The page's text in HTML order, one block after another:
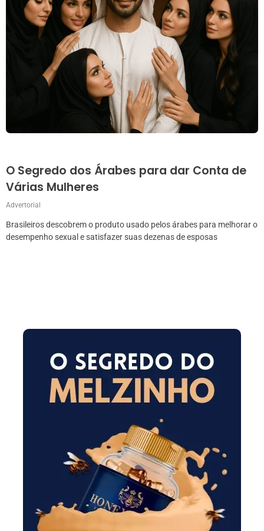
O Segredo dos Árabes para dar Conta de
Várias Mulheres
Advertorial
Brasileiros descobrem o produto usado pelos árabes para melhorar o
desempenho sexual e satisfazer suas dezenas de esposas